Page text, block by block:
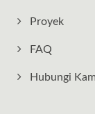
Proyek
FAQ
Hubungi